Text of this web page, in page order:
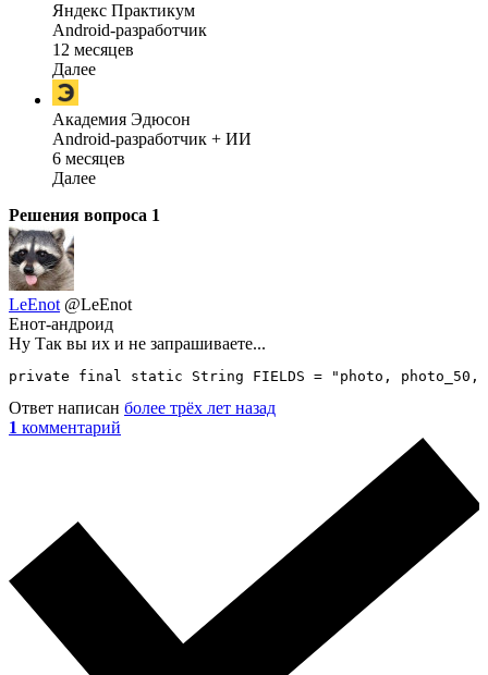
Яндекс Практикум
Android-разработчик
12 месяцев
Далее
Академия Эдюсон
Android-разработчик + ИИ
6 месяцев
Далее
Решения вопроса 1
LeEnot @LeEnot
Енот-андроид
Ну Так вы их и не запрашиваете...
private final static String FIELDS = "photo, photo_50,
Ответ написан более трёх лет назад
1 комментарий